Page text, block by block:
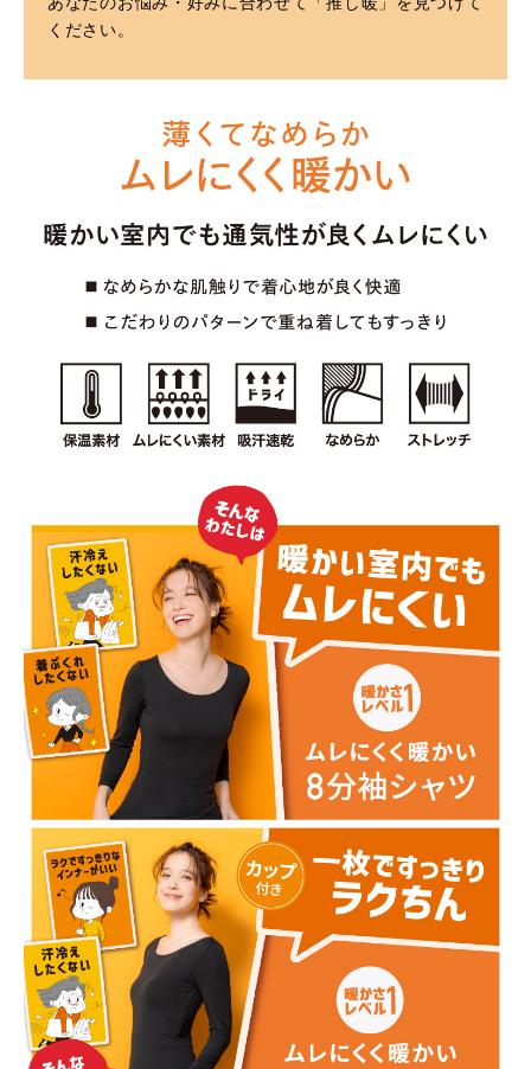
ください。